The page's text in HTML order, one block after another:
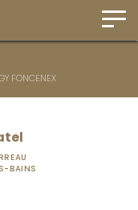
FONCENEX
BAINS